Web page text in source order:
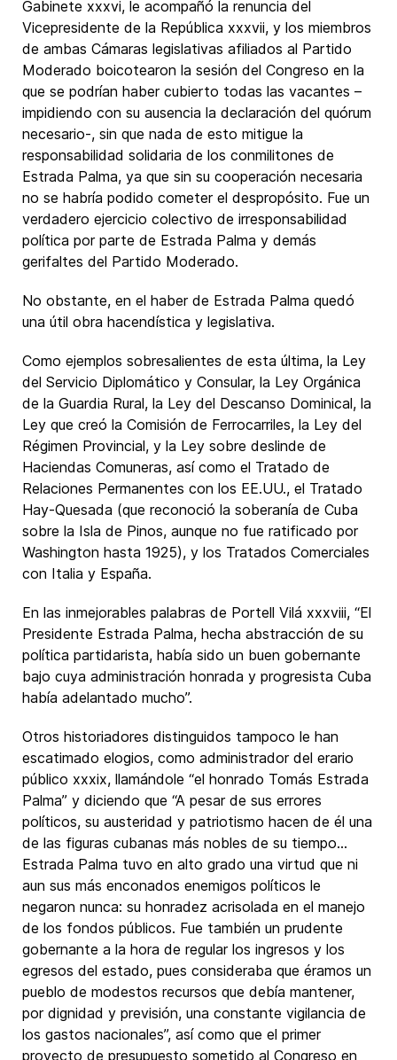
Gabinete xxxvi, le acompañó la renuncia del
Vicepresidente de la República xxxvii, y los miembros
de ambas Cámaras legislativas afiliados al Partido
Moderado boicotearon la sesión del Congreso en la
que se podrían haber cubierto todas las vacantes –
impidiendo con su ausencia la declaración del quórum
necesario-, sin que nada de esto mitigue la
responsabilidad solidaria de los conmilitones de
Estrada Palma, ya que sin su cooperación necesaria
no se habría podido cometer el despropósito. Fue un
verdadero ejercicio colectivo de irresponsabilidad
política por parte de Estrada Palma y demás
gerifaltes del Partido Moderado.
No obstante, en el haber de Estrada Palma quedó
una útil obra hacendística y legislativa.
Como ejemplos sobresalientes de esta última, la Ley
del Servicio Diplomático y Consular, la Ley Orgánica
de la Guardia Rural, la Ley del Descanso Dominical, la
Ley que creó la Comisión de Ferrocarriles, la Ley del
Régimen Provincial, y la Ley sobre deslinde de
Haciendas Comuneras, así como el Tratado de
Relaciones Permanentes con los EE.UU., el Tratado
Hay-Quesada (que reconoció la soberanía de Cuba
sobre la Isla de Pinos, aunque no fue ratificado por
Washington hasta 1925), y los Tratados Comerciales
con Italia y España.
En las inmejorables palabras de Portell Vilá xxxviii, “El
Presidente Estrada Palma, hecha abstracción de su
política partidarista, había sido un buen gobernante
bajo cuya administración honrada y progresista Cuba
había adelantado mucho”.
Otros historiadores distinguidos tampoco le han
escatimado elogios, como administrador del erario
público xxxix, llamándole “el honrado Tomás Estrada
Palma” y diciendo que “A pesar de sus errores
políticos, su austeridad y patriotismo hacen de él una
de las figuras cubanas más nobles de su tiempo…
Estrada Palma tuvo en alto grado una virtud que ni
aun sus más enconados enemigos políticos le
negaron nunca: su honradez acrisolada en el manejo
de los fondos públicos. Fue también un prudente
gobernante a la hora de regular los ingresos y los
egresos del estado, pues consideraba que éramos un
pueblo de modestos recursos que debía mantener,
por dignidad y previsión, una constante vigilancia de
los gastos nacionales”, así como que el primer
proyecto de presupuesto sometido al Congreso en